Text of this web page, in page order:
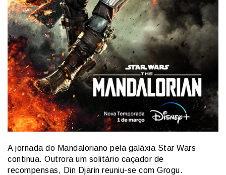
A jornada do Mandaloriano pela galáxia Star Wars
continua. Outrora um solitário caçador de
recompensas, Din Djarin reuniu-se com Grogu.